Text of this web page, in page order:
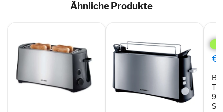
Ähnliche Produkte
2
W